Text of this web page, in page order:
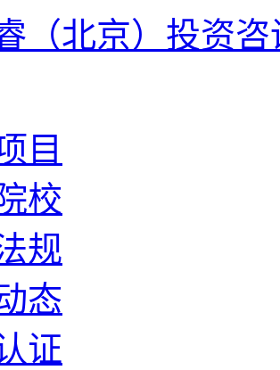
（北京）投资
目
校
规
态
证